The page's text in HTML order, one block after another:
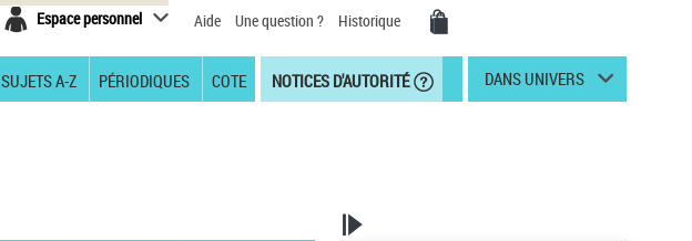
Espace personnel Aide Une question ? Historique
SUJETS A-Z PÉRIODIQUES COTE NOTICES D'AUTORITÉ DANS UNIVERS